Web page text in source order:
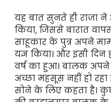
यह बात सुनते ही राजा ने
किया, जिससे बारात
साहूकार के पुत्र अपने
यज्ञ किया। और इसी दिन
वर्ष का हुआ। बालक
अच्छा महसूस नहीं हो
सोने के लिए कहता है।